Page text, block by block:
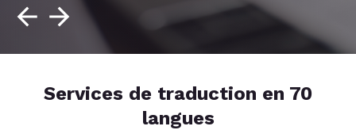
Services de traduction en 70
langues